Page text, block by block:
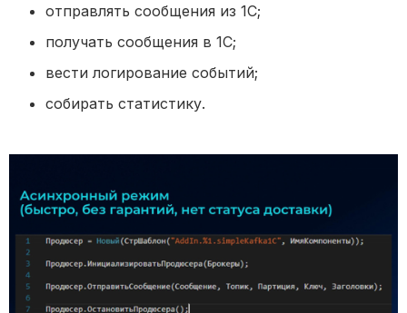
отправлять сообщения из 1С;
получать сообщения в 1С;
вести логирование событий;
собирать статистику.